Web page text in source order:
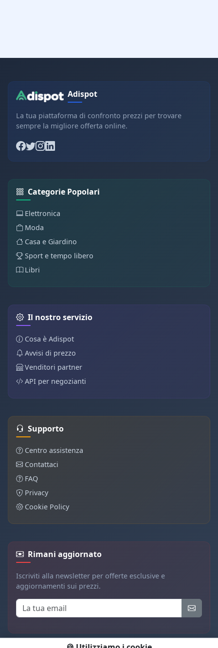
Adispot
La tua piattaforma di confronto prezzi per trovare
sempre la migliore offerta online.
Categorie Popolari
Elettronica
Moda
Casa e Giardino
Sport e tempo libero
Libri
Il nostro servizio
Cosa è Adispot
Avvisi di prezzo
Venditori partner
API per negozianti
Supporto
Centro assistenza
Contattaci
FAQ
Privacy
Cookie Policy
Rimani aggiornato
Iscriviti alla newsletter per offerte esclusive e
aggiornamenti sui prezzi.